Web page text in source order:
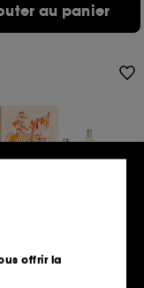
au panier
1 offrir la